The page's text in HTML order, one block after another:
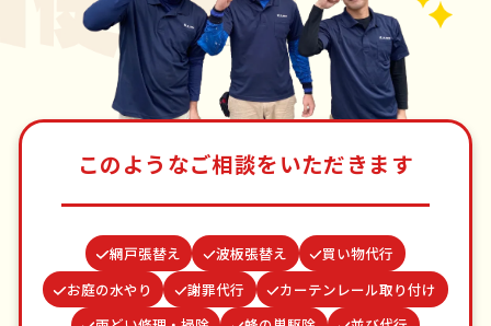
このようなご相談をいただきます
網戸張替え 波板張替え
買い物代行
お庭の水やり
謝罪代行
カーテンレール取り付け